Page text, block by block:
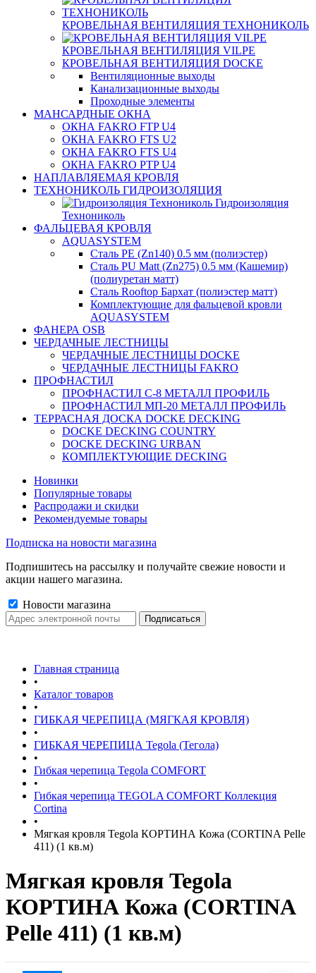
КРОВЕЛЬНАЯ ВЕНТИЛЯЦИЯ ТЕХНОНИКОЛЬ
КРОВЕЛЬНАЯ ВЕНТИЛЯЦИЯ VILPE
КРОВЕЛЬНАЯ ВЕНТИЛЯЦИЯ DOCKE
Вентиляционные выходы
Канализационные выходы
Проходные элементы
МАНСАРДНЫЕ ОКНА
ОКНА FAKRO FTP U4
ОКНА FAKRO FTS U2
ОКНА FAKRO FTS U4
ОКНА FAKRO PTP U4
НАПЛАВЛЯЕМАЯ КРОВЛЯ
ТЕХНОНИКОЛЬ ГИДРОИЗОЛЯЦИЯ
Гидроизоляция
Технониколь
ФАЛЬЦЕВАЯ КРОВЛЯ
AQUASYSTEM
Сталь PE (Zn140) 0.5 мм (полиэстер)
Сталь PU Matt (Zn275) 0.5 мм (Кашемир)
(полиуретан матт)
Сталь Rooftop Бархат (полиэстер матт)
Комплектующие для фальцевой кровли
AQUASYSTEM
ФАНЕРА OSB
ЧЕРДАЧНЫЕ ЛЕСТНИЦЫ
ЧЕРДАЧНЫЕ ЛЕСТНИЦЫ DOCKE
ЧЕРДАЧНЫЕ ЛЕСТНИЦЫ FAKRO
ПРОФНАСТИЛ
ПРОФНАСТИЛ C-8 МЕТАЛЛ ПРОФИЛЬ
ПРОФНАСТИЛ МП-20 МЕТАЛЛ ПРОФИЛЬ
ТЕРРАСНАЯ ДОСКА DOCKE DECKING
DOCKE DECKING COUNTRY
DOCKE DECKING URBAN
КОМПЛЕКТУЮЩИЕ DECKING
Новинки
Популярные товары
Распродажи и скидки
Рекомендуемые товары
Подписка на новости магазина
Подпишитесь на рассылку и получайте свежие новости и
акции нашего магазина.
Новости магазина
Главная страница
•
Каталог товаров
•
ГИБКАЯ ЧЕРЕПИЦА (МЯГКАЯ КРОВЛЯ)
•
ГИБКАЯ ЧЕРЕПИЦА Tegola (Тегола)
•
Гибкая черепица Tegola COMFORT
•
Гибкая черепица TEGOLA COMFORT Коллекция
Cortina
•
Мягкая кровля Tegola КОРТИНА Кожа (CORTINA Pelle
411) (1 кв.м)
Мягкая кровля Tegola
КОРТИНА Кожа (CORTINA
Pelle 411) (1 кв.м)